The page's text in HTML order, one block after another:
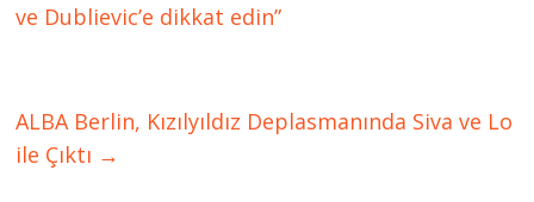
ve Dublievic’e dikkat edin”
ALBA Berlin, Kızılyıldız Deplasmanında Siva ve Lo
ile Çıktı →